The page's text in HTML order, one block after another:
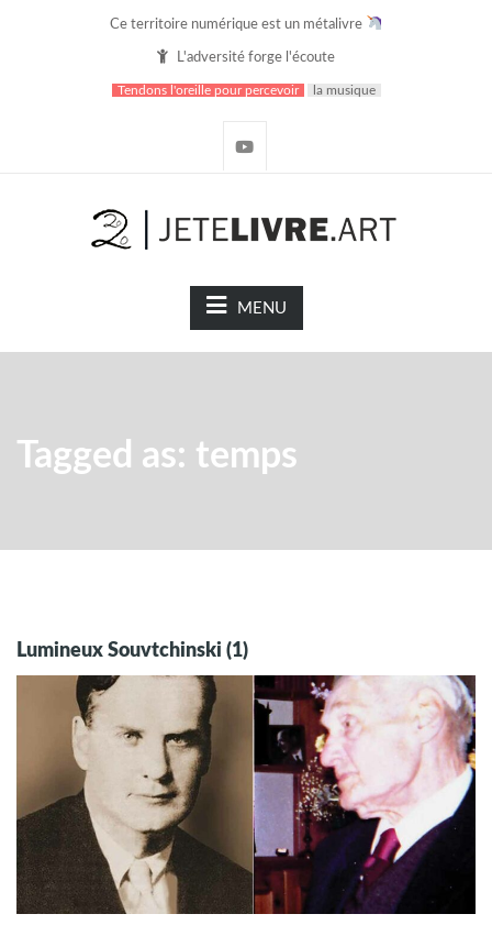
Ce territoire numérique est un métalivre
L'adversité forge l'écoute
Tendons l'oreille pour percevoir la musique
MENU
Tagged as: temps
Lumineux Souvtchinski (1)